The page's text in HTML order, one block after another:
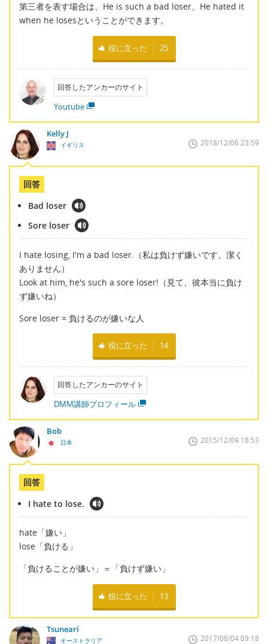
第三者を表す場合は、He is such a bad loser、He hated it
when he losesということができます。
役に立った 25
回答したアンカーのサイト
Youtube
Kelly J
イギリス 2018/12/06 23:59
回答
Bad loser
Sore loser
I hate losing, I'm a bad loser.（私は負けず嫌いです、潔く
ありません）
Look at him, he's such a sore loser!（見て、彼本当に負け
ず嫌いね）
Sore loser = 負けるのが嫌いな人
役に立った 14
回答したアンカーのサイト
DMM講師プロフィール
Bob
日本 2015/12/09 18:53
回答
I hate to lose.
hate「嫌い」
lose「負ける」
「負けることが嫌い」＝「負けず嫌い」
役に立った 13
Tsuneari
オーストラリア 2017/08/04 09:18